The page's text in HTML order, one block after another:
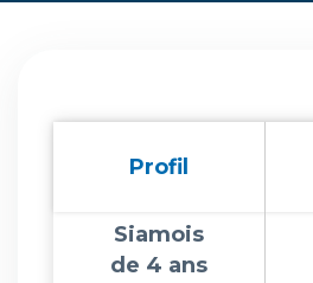
Profil
Siamois
de 4 ans